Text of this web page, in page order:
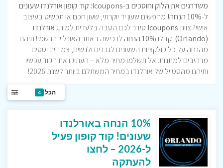
משדרגים את הלוק וחוסכים ב-Icoupons: קוד קופון אורלנדו שעונים
ל-10% הנחה!
מחפשים שעון יד יוקרתי, שעון חכם או תכשיט בעיצוב
אישי? צוותIcoupons סידר לכם הטבה בלעדית למותגאורלנדו
(Orlando)
: קבלו 10% הנחה
לרכישה באתר האונליין הרשמי! תיהנו
מהנחה על כל קולקציות השעונים לגברים ולנשים, צמידים וסטים
מרהיבים למתנות. אל תשלמו מחיר מלא – העתיקו את הקוד עכשיו
ותיהנו מהסטייל של אורלנדו במחיר המשתלם ביותר לשנת 2026!
הכל 4
10% הנחה באורלנדו
שעונים! קוד קופון פעיל
ל-2026 – לחצו
להעתקה